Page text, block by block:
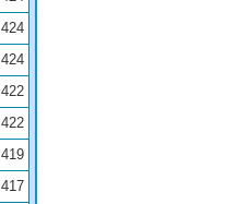
424
424
422
422
419
417